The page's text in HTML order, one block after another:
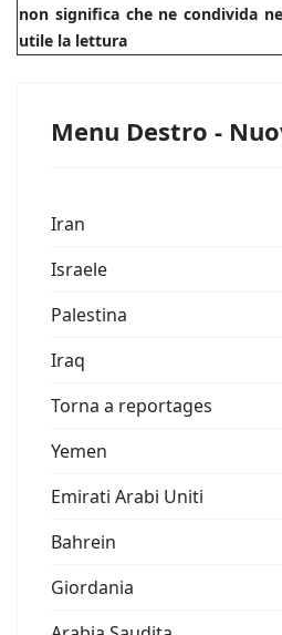
non significa che ne condivida
utile la lettura
Menu Destro -
Iran
Israele
Palestina
Iraq
Torna a reportages
Yemen
Emirati Arabi Uniti
Bahrein
Giordania